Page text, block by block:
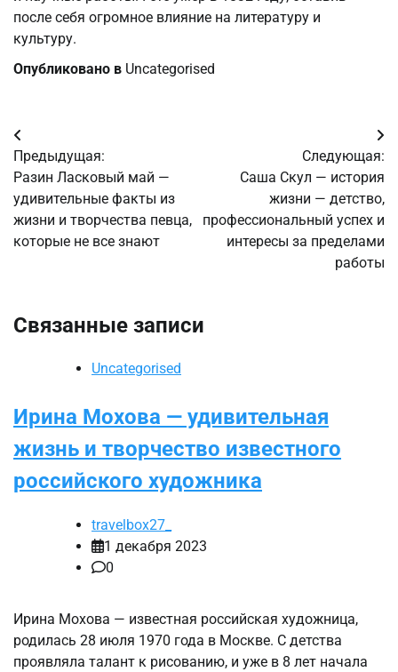
после себя огромное влияние на литературу и
культуру.
Опубликовано в Uncategorised
Навигация
по
записям
Предыдущая:
Разин Ласковый май —
удивительные факты из
жизни и творчества певца,
которые не все знают
Следующая:
Саша Скул — история
жизни — детство,
профессиональный успех и
интересы за пределами
работы
Связанные записи
Uncategorised
Ирина Мохова — удивительная
жизнь и творчество известного
российского художника
travelbox27_
1 декабря 2023
0
Ирина Мохова — известная российская художница,
родилась 28 июля 1970 года в Москве. С детства
проявляла талант к рисованию, и уже в 8 лет начала